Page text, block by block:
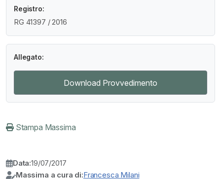
Registro:
RG 41397 / 2016
Allegato:
Download Provvedimento
Stampa Massima
Data:19/07/2017
Massima a cura di:Francesca Milani